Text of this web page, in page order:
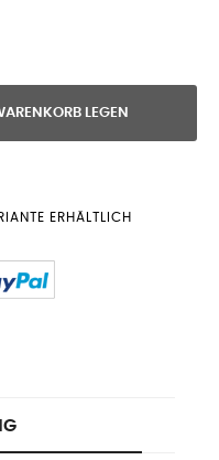
LEGEN
ERHÄLTLICH